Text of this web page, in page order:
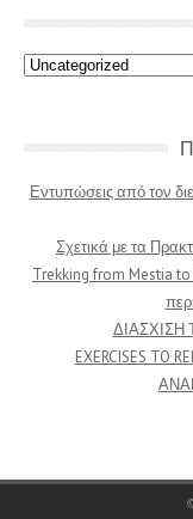
Κατηγοριες
Εντυπώσεις από τον
Σχετικά με τα
Trekking from Mestia to
ΔΙΑΣΧΙΣΗ
EXERCISES TO